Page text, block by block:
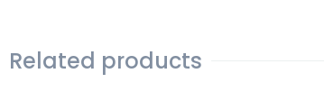
Related products